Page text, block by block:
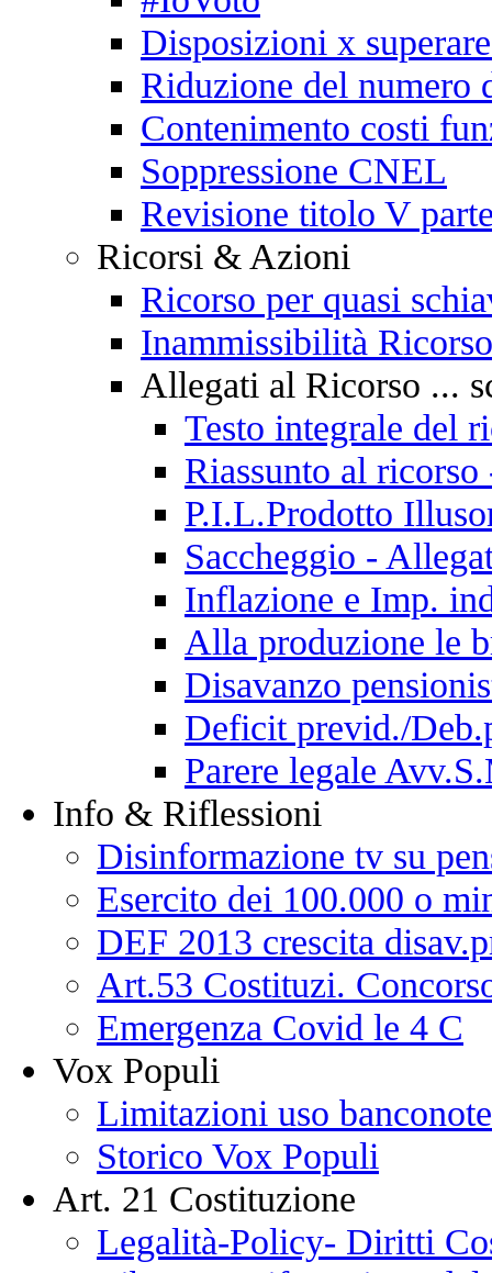
Disposizioni x
Riduzione del numero
Contenimento costi
Soppressione CNEL
Revisione titolo V
Ricorsi & Azioni
Ricorso per quasi
Inammissibilità
Allegati al Ricorso ...
Testo integrale del
Riassunto al
P.I.L.Prodotto
Saccheggio -
Inflazione e Imp.
Alla produzione le
Disavanzo
Deficit previd./
Parere legale
Info & Riflessioni
Disinformazione tv su
Esercito dei 100.000 o
DEF 2013 crescita
Art.53 Costituzi.
Emergenza Covid le 4 C
Vox Populi
Limitazioni uso
Storico Vox Populi
Art. 21 Costituzione
Legalità-Policy- Diritti